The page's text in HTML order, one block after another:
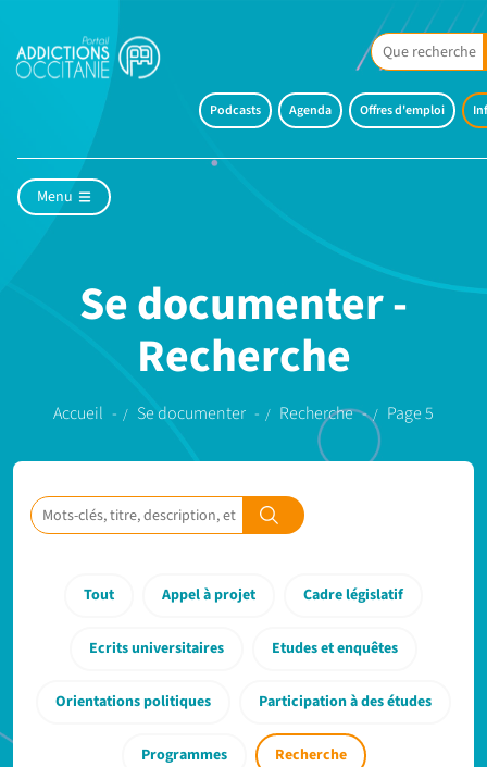
Podcasts Agenda Offres d'emploi
Menu
Se documenter -
Recherche
Accueil Se documenter Recherche Page 5
Tout Appel à projet Cadre législatif
Ecrits universitaires Etudes et enquêtes
Orientations politiques Participation à des études
Programmes Recherche